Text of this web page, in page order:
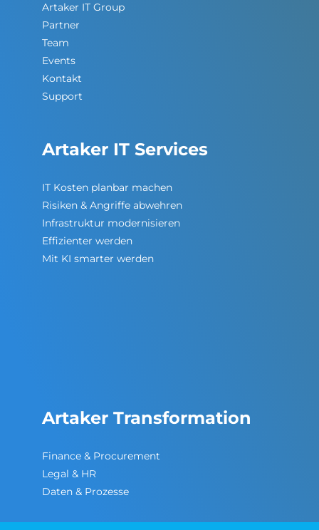
Artaker IT Group
Partner
Team
Events
Kontakt
Support
Artaker IT Services
IT Kosten planbar machen
Risiken & Angriffe abwehren
Infrastruktur modernisieren
Effizienter werden
Mit KI smarter werden
Artaker Transformation
Finance & Procurement
Legal & HR
Daten & Prozesse